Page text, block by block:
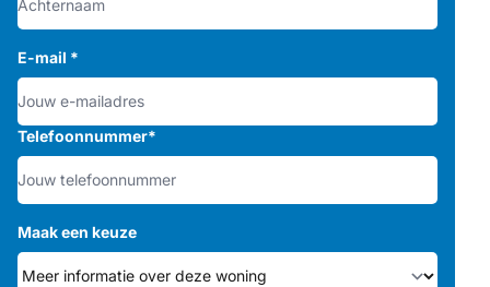
E-mail *
Telefoonnummer*
Maak een keuze